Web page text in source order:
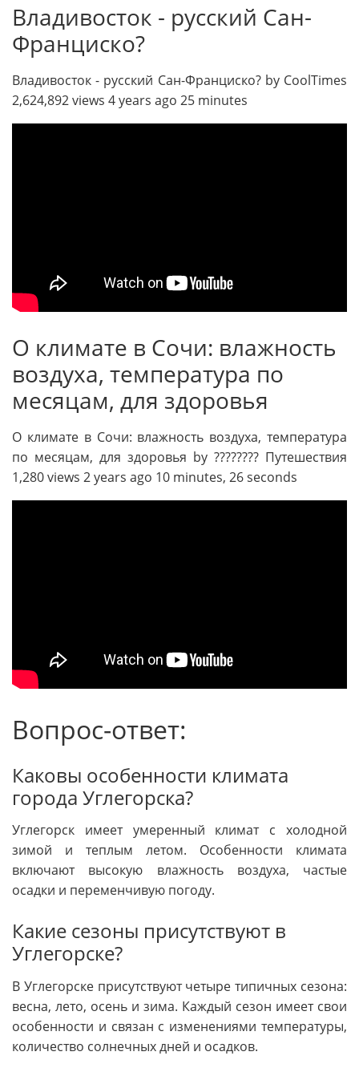
Владивосток - русский Сан-
Франциско?
Владивосток - русский Сан-Франциско? by CoolTimes
2,624,892 views 4 years ago 25 minutes
О климате в Сочи: влажность
воздуха, температура по
месяцам, для здоровья
О климате в Сочи: влажность воздуха, температура
по месяцам, для здоровья by ???????? Путешествия
1,280 views 2 years ago 10 minutes, 26 seconds
Вопрос-ответ:
Каковы особенности климата
города Углегорска?
Углегорск имеет умеренный климат с холодной
зимой и теплым летом. Особенности климата
включают высокую влажность воздуха, частые
осадки и переменчивую погоду.
Какие сезоны присутствуют в
Углегорске?
В Углегорске присутствуют четыре типичных сезона:
весна, лето, осень и зима. Каждый сезон имеет свои
особенности и связан с изменениями температуры,
количество солнечных дней и осадков.